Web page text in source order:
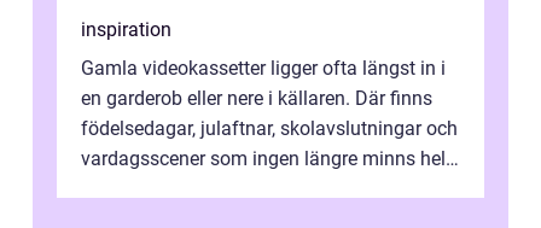
inspiration
Gamla videokassetter ligger ofta längst in i
en garderob eller nere i källaren. Där finns
födelsedagar, julaftnar, skolavslutningar och
vardagsscener som ingen längre minns helt.